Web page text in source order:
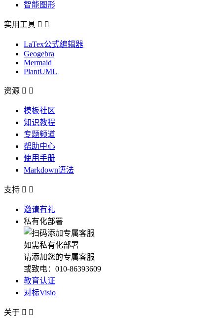
智能图形
实用工具  
LaTex公式编辑器
Geogebra
Mermaid
PlantUML
资源  
模板社区
知识教程
专题频道
帮助中心
使用手册
Markdown语法
支持  
邀请有礼
私有化部署
如需私有化部署
请添加您的专属客服
或致电：010-86393609
教育认证
对标Visio
关于  